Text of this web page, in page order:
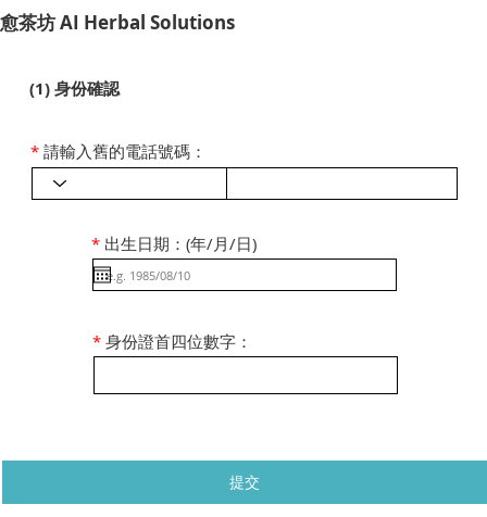
​愈茶坊 AI Herbal Solutions
(1) 身份確認
提交
* 出生日期：(年/月/日)
* 身份證首四位數字：
* 請輸入舊的電話號碼：